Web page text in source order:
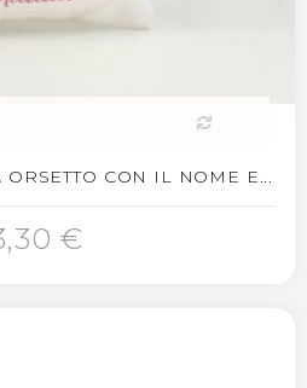
ORSETTO CON IL NOME E...
€